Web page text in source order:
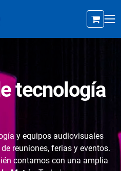
tecnología
y equipos audiovisuales
reuniones, ferias y eventos.
contamos con una amplia